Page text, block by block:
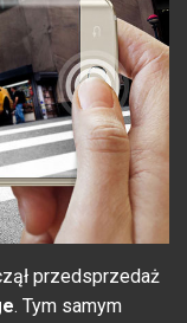
przedsprzedaż
. Tym samym